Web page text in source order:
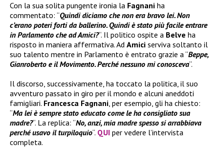
Con la sua solita pungente ironia la Fagnani ha
commentato: “Quindi diciamo che non era bravo lei. Non
c’erano poteri forti da ballerino. Quindi è stato più facile entrare
in Parlamento che ad Amici?“. Il politico ospite a Belve ha
risposto in maniera affermativa. Ad Amici serviva soltanto il
suo talento mentre in Parlamento è entrato grazie a “Beppe,
Gianroberto e il Movimento. Perché nessuno mi conosceva“.
Il discorso, successivamente, ha toccato la politica, il suo
avventuro passato in giro per il mondo e alcuni aneddoti
famigliari. Francesca Fagnani, per esempio, gli ha chiesto:
“Ma lei è sempre stato educato come le ha consigliato sua
madre?“. La replica: “No, anzi, mia madre spesso si arrabbiava
perché usavo il turpiloquio“. QUI per vedere l’intervista
completa.